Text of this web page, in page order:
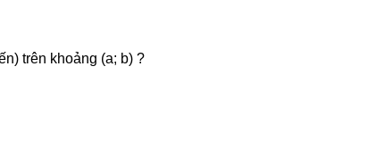
trên khoảng (a; b) ?